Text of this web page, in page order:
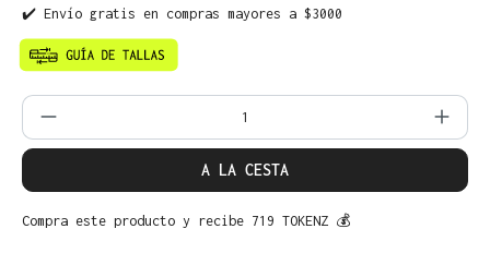
✔️ Envío gratis en compras mayores a $3000
Cantidad del producto: introduce la
A LA CESTA
Compra este producto y recibe 719 TOKENZ 💰